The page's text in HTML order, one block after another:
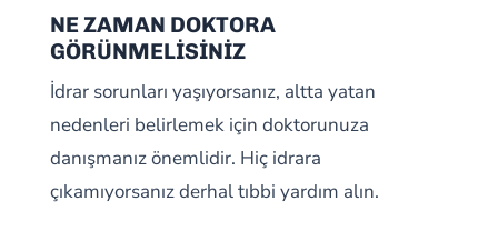
NE ZAMAN DOKTORA
GÖRÜNMELİSİNİZ
İdrar sorunları yaşıyorsanız, altta yatan
nedenleri belirlemek için doktorunuza
danışmanız önemlidir. Hiç idrara
çıkamıyorsanız derhal tıbbi yardım alın.